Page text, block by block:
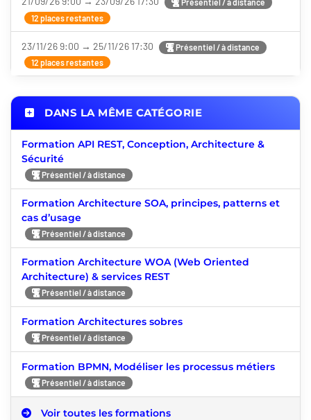
Présentiel / à distance
12 places restantes
23/11/26 9:00 → 25/11/26 17:30
Présentiel / à distance
12 places restantes
DANS LA MÊME CATÉGORIE
Formation API REST, Conception, Architecture &
Sécurité
Présentiel / à distance
Formation Architecture SOA, principes, patterns et
cas d’usage
Présentiel / à distance
Formation Architecture WOA (Web Oriented
Architecture) & services REST
Présentiel / à distance
Formation Architectures sobres
Présentiel / à distance
Formation BPMN, Modéliser les processus métiers
Présentiel / à distance
Voir toutes les formations